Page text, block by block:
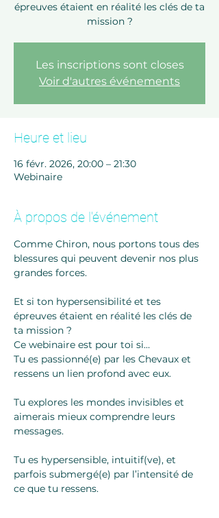
épreuves étaient en réalité les clés de ta
mission ?
Les inscriptions sont closes
Voir d'autres événements
Heure et lieu
16 févr. 2026, 20:00 – 21:30
Webinaire
À propos de l'événement
Comme Chiron, nous portons tous des
blessures qui peuvent devenir nos plus
grandes forces.
Et si ton hypersensibilité et tes
épreuves étaient en réalité les clés de
ta mission ?
Ce webinaire est pour toi si…
Tu es passionné(e) par les Chevaux et
ressens un lien profond avec eux.
Tu explores les mondes invisibles et
aimerais mieux comprendre leurs
messages.
Tu es hypersensible, intuitif(ve), et
parfois submergé(e) par l’intensité de
ce que tu ressens.